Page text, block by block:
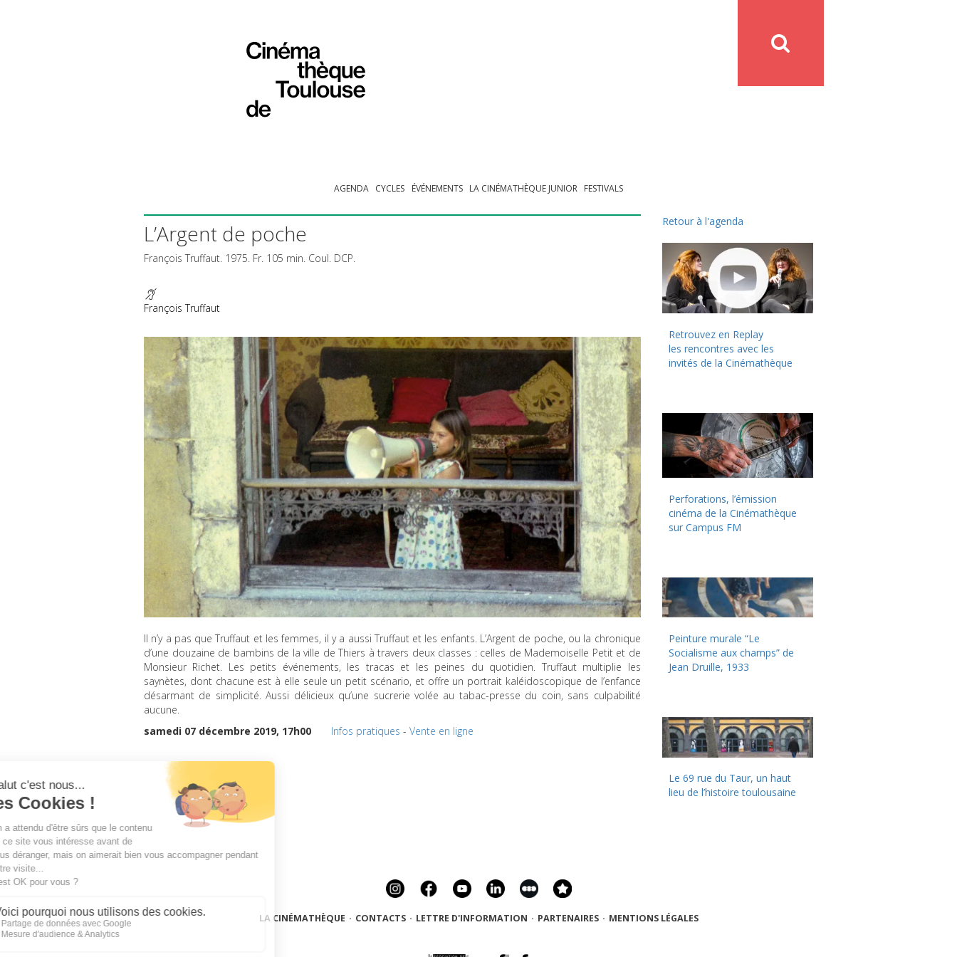
AGENDA CYCLES ÉVÉNEMENTS LA CINÉMATHÈQUE JUNIOR FESTIVALS
L’Argent de poche
François Truffaut. 1975. Fr. 105 min. Coul. DCP.
François Truffaut
Il n’y a pas que Truffaut et les femmes, il y a aussi Truffaut et les enfants. L’Argent de poche, ou la chronique
d’une douzaine de bambins de la ville de Thiers à travers deux classes : celles de Mademoiselle Petit et de
Monsieur Richet. Les petits événements, les tracas et les peines du quotidien. Truffaut multiplie les
saynètes, dont chacune est à elle seule un petit scénario, et offre un portrait kaléidoscopique de l’enfance
désarmant de simplicité. Aussi délicieux qu’une sucrerie volée au tabac-presse du coin, sans culpabilité
aucune.
samedi 07 décembre 2019, 17h00
Infos pratiques - Vente en ligne
Retour à l'agenda
Retrouvez en Replay
les rencontres avec les
invités de la Cinémathèque
Perforations, l’émission
cinéma de la Cinémathèque
sur Campus FM
Peinture murale “Le
Socialisme aux champs” de
Jean Druille, 1933
Le 69 rue du Taur, un haut
lieu de l’histoire toulousaine
LA CINÉMATHÈQUE · CONTACTS · LETTRE D'INFORMATION · PARTENAIRES · MENTIONS LÉGALES